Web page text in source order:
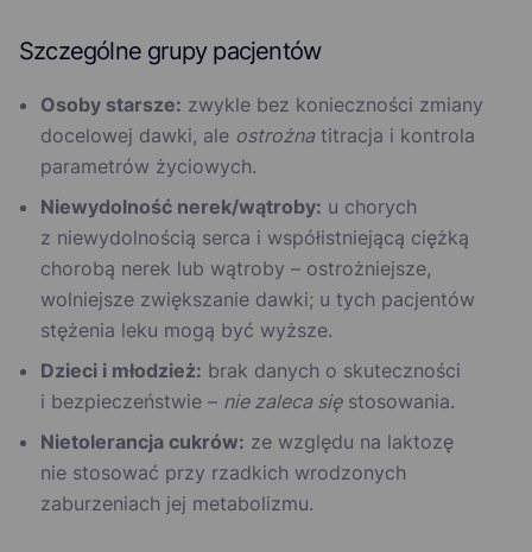
Szczególne grupy pacjentów
Osoby starsze: zwykle bez konieczności zmiany
docelowej dawki, ale ostrożnatitracja i kontrola
parametrów życiowych.
Niewydolność nerek/wątroby: u chorych
z niewydolnością serca i współistniejącą ciężką
chorobą nerek lub wątroby – ostrożniejsze,
wolniejsze zwiększanie dawki; u tych pacjentów
stężenia leku mogą być wyższe.
Dzieci i młodzież: brak danych o skuteczności
i bezpieczeństwie – nie zaleca sięstosowania.
Nietolerancja cukrów: ze względu na laktozę
nie stosować przy rzadkich wrodzonych
zaburzeniach jej metabolizmu.